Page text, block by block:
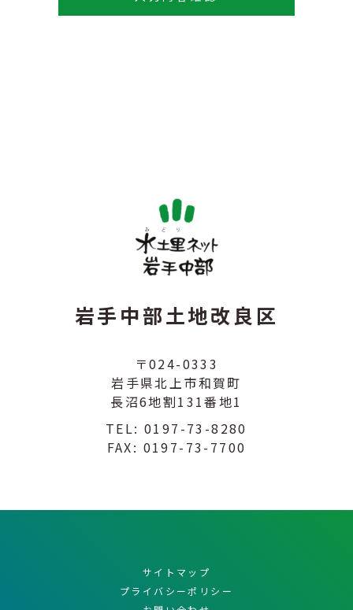
岩手中部土地改良区
〒024-0333
岩手県北上市和賀町
長沼6地割131番地1
TEL:0197-73-8280
FAX: 0197-73-7700
サイトマップ
プライバシーポリシー